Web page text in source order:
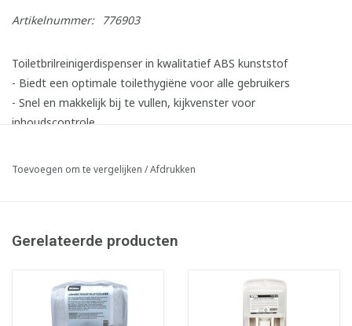
Artikelnummer: 776903
Toiletbrilreinigerdispenser in kwalitatief ABS kunststof
- Biedt een optimale toilethygiëne voor alle gebruikers
- Snel en makkelijk bij te vullen, kijkvenster voor
inhoudscontrole
- Bestaat uit 100% recycleerbaar ABS
Toevoegen om te vergelijken /Afdrukken
Gerelateerde producten